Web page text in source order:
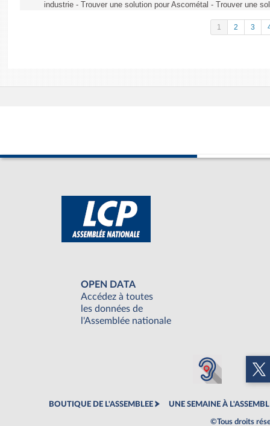
industrie - Trouver une solution pour Ascométal - Trouver une
1 2 3
OPEN DATA
Accédez à toutes
les données de
l'Assemblée nationale
BOUTIQUE DE L'ASSEMBLEE UNE SEMAINE À
©Tous droits